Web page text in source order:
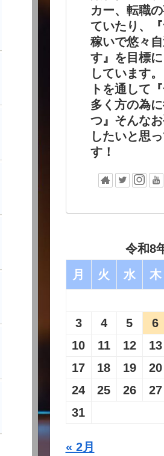
カー、転職
ていたり、
稼いで悠々
す』を目標
しています
トを通して
多く方の為
つ』そんな
したいと思
す！
令和8
月
火 水 木
3
4 5 6
10
11 12 13
17
18 19 20
24
25 26 27
31
« 2月